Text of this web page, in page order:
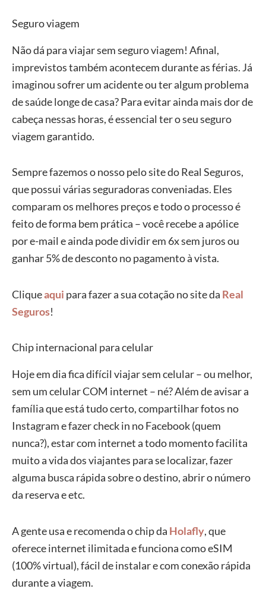
Seguro viagem
Não dá para viajar sem seguro viagem! Afinal,
imprevistos também acontecem durante as férias. Já
imaginou sofrer um acidente ou ter algum problema
de saúde longe de casa? Para evitar ainda mais dor de
cabeça nessas horas, é essencial ter o seu seguro
viagem garantido.
Sempre fazemos o nosso pelo site do Real Seguros,
que possui várias seguradoras conveniadas. Eles
comparam os melhores preços e todo o processo é
feito de forma bem prática – você recebe a apólice
por e-mail e ainda pode dividir em 6x sem juros ou
ganhar 5% de desconto no pagamento à vista.
Cliqueaqui para fazer a sua cotação no site da Real
Seguros!
Chip internacional para celular
Hoje em dia fica difícil viajar sem celular – ou melhor,
sem um celular COM internet – né? Além de avisar a
família que está tudo certo, compartilhar fotos no
Instagram e fazer check in no Facebook (quem
nunca?), estar com internet a todo momento facilita
muito a vida dos viajantes para se localizar, fazer
alguma busca rápida sobre o destino, abrir o número
da reserva e etc.
A gente usa e recomenda o chip da Holafly, que
oferece internet ilimitada e funciona como eSIM
(100% virtual), fácil de instalar e com conexão rápida
durante a viagem.